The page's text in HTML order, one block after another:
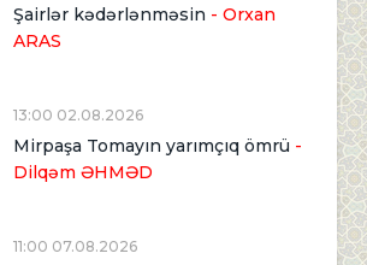
Şairlər kədərlənməsin - Orxan
ARAS
13:00 02.08.2026
Mirpaşa Tomayın yarımçıq ömrü -
Dilqəm ƏHMƏD
11:00 07.08.2026